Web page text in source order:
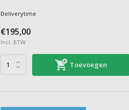
Deliverytime
€195,00
Incl. BTW
Toevoegen